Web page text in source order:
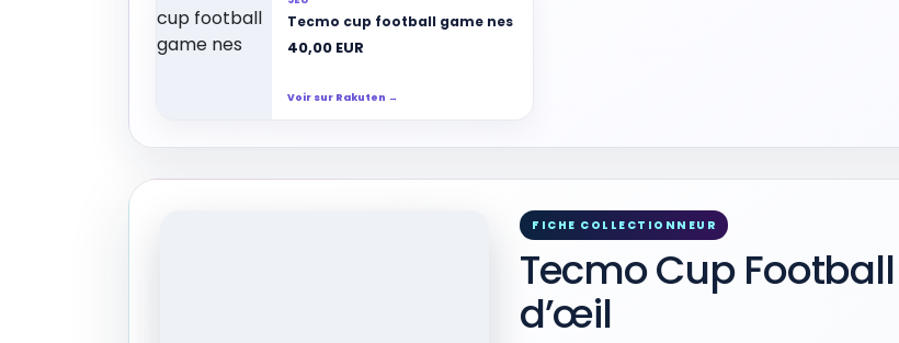
Tecmo cup football game nes
40,00 EUR
Voir sur Rakuten →
FICHE COLLECTIONNEUR
Tecmo Cup
d’œil